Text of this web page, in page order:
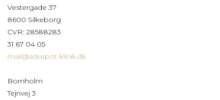
Vestergade 37
8600 Silkeborg
CVR: 28588283
31 67 04 05
mail@askepot-klinik.dk
Bornholm
Tejnvej 3